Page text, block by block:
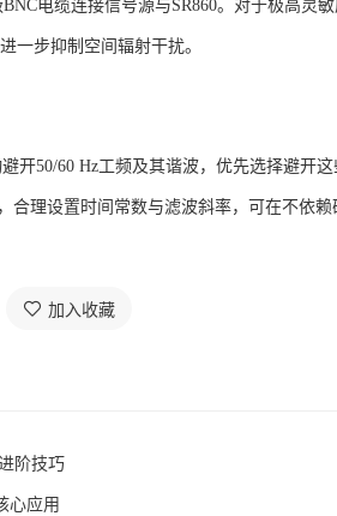
BNC电缆连接信号源与SR860。对于极高灵
一步抑制空间辐射干扰。
开50/60 Hz工频及其谐波，优先选择避开
合理设置时间常数与滤波斜率，可在不依
加入收藏
阶技巧
心应用